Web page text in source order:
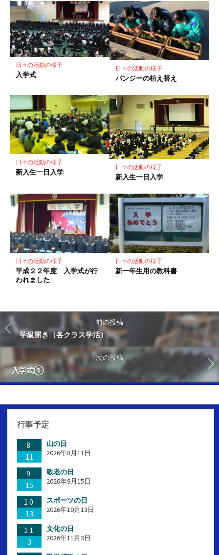
マ
ー
ク
に
保
日々の活動の様子
入学式
日々の活動の様子
パンジーの植え替え
日々の活動の様子
新入生一日入学
日々の活動の様子
新入生一日入学
日々の活動の様子
平成２２年度 入学式が行
われました
日々の活動の様子
新一年生用の教科書
前の投稿
学級開き（各クラス学活）
次の投稿
入学式①
行事予定
8
11
山の日
2026年8月11日
9
15
敬老の日
2026年9月15日
10
13
スポーツの日
2026年10月13日
11
3
文化の日
2026年11月3日